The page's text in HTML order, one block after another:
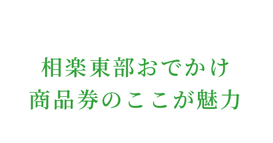
相楽東部おでかけ
商品券のここが魅力